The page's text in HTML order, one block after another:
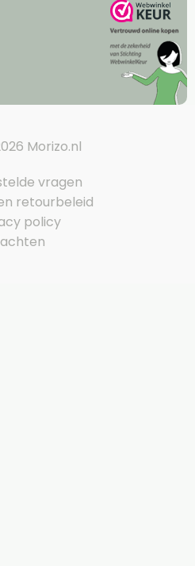
Morizo.nl
vragen
retourbeleid
policy